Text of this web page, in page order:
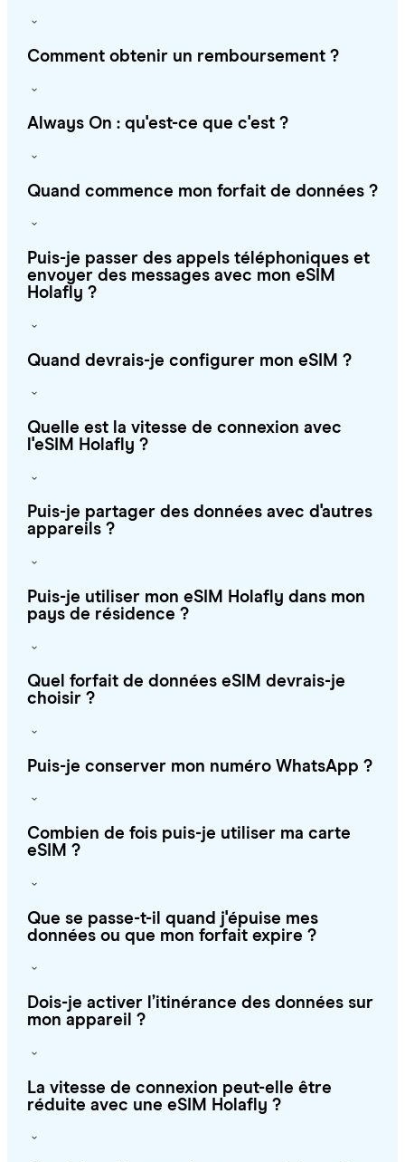
Comment obtenir un remboursement ?
Always On : qu'est-ce que c'est ?
Quand commence mon forfait de données ?
Puis-je passer des appels téléphoniques et
envoyer des messages avec mon eSIM
Holafly ?
Quand devrais-je configurer mon eSIM ?
Quelle est la vitesse de connexion avec
l'eSIM Holafly ?
Puis-je partager des données avec d'autres
appareils ?
Puis-je utiliser mon eSIM Holafly dans mon
pays de résidence ?
Quel forfait de données eSIM devrais-je
choisir ?
Puis-je conserver mon numéro WhatsApp ?
Combien de fois puis-je utiliser ma carte
eSIM ?
Que se passe-t-il quand j'épuise mes
données ou que mon forfait expire ?
Dois-je activer l’itinérance des données sur
mon appareil ?
La vitesse de connexion peut-elle être
réduite avec une eSIM Holafly ?